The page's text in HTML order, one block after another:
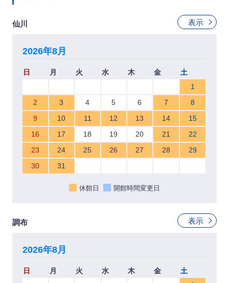
仙川 表示
2026年8月
日 月 火 水 木 金
土
1
2
3 4 5 6 7
8
9
10 11 12 13 14
15
16
17 18 19 20 21
22
23
24 25 26 27 28
29
30
31
休館日 開館時間変更日
調布 表示
2026年8月
日 月 火 水 木 金
土